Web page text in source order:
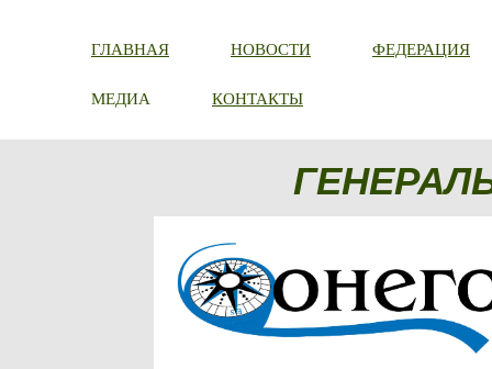
ГЛАВНАЯ НОВОСТИ ФЕДЕРАЦИЯ
МЕДИА КОНТАКТЫ